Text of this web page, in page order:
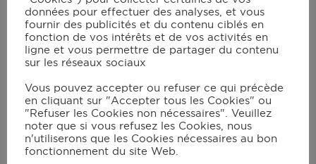
Instructions
Préparez le beurre à l'estragon avec les
ingrédients ci-avant mentionnés. et
réserver au réfrigérateur.
Sélectionnez le programme "BOEUF" et
appuyez sur OK. Une fois que le voyant
données pour effectuer des analyses, et vous
fournir des publicités et du contenu ciblés en
fonction de vos intérêts et de vos activités en
ligne et vous permettre de partager du contenu
sur les réseaux sociaux
Vous pouvez accepter ou refuser ce qui précède
en cliquant sur "Accepter tous les Cookies" ou
"Refuser les Cookies non nécessaires". Veuillez
noter que si vous refusez les Cookies, nous
n'utiliserons que les Cookies nécessaires au bon
fonctionnement du site Web.